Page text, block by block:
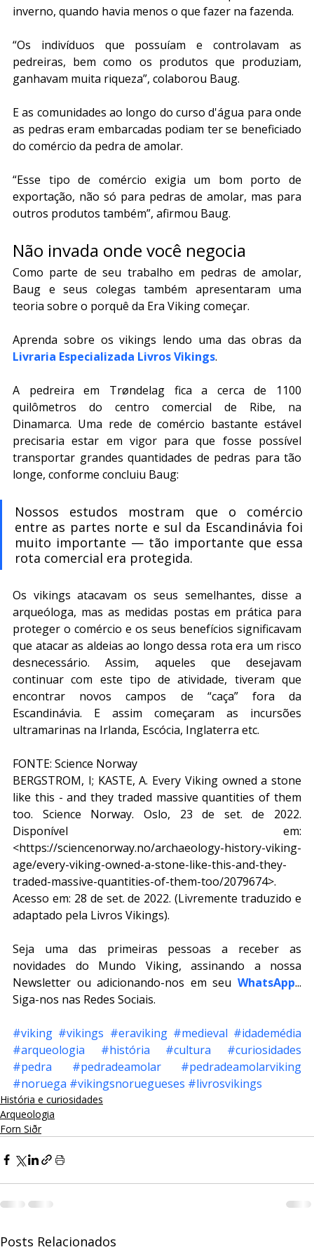
inverno, quando havia menos o que fazer na fazenda.
“Os indivíduos que possuíam e controlavam as
pedreiras, bem como os produtos que produziam,
ganhavam muita riqueza”, colaborou Baug.
E as comunidades ao longo do curso d'água para onde
as pedras eram embarcadas podiam ter se beneficiado
do comércio da pedra de amolar.
“Esse tipo de comércio exigia um bom porto de
exportação, não só para pedras de amolar, mas para
outros produtos também”, afirmou Baug.
Não invada onde você negocia
Como parte de seu trabalho em pedras de amolar,
Baug e seus colegas também apresentaram uma
teoria sobre o porquê da Era Viking começar.
Aprenda sobre os vikings lendo uma das obras da
Livraria Especializada Livros Vikings.
A pedreira em Trøndelag fica a cerca de 1100
quilômetros do centro comercial de Ribe, na
Dinamarca. Uma rede de comércio bastante estável
precisaria estar em vigor para que fosse possível
transportar grandes quantidades de pedras para tão
longe, conforme concluiu Baug:
Nossos estudos mostram que o comércio
entre as partes norte e sul da Escandinávia foi
muito importante — tão importante que essa
rota comercial era protegida.
Os vikings atacavam os seus semelhantes, disse a
arqueóloga, mas as medidas postas em prática para
proteger o comércio e os seus benefícios significavam
que atacar as aldeias ao longo dessa rota era um risco
desnecessário. Assim, aqueles que desejavam
continuar com este tipo de atividade, tiveram que
encontrar novos campos de “caça” fora da
Escandinávia. E assim começaram as incursões
ultramarinas na Irlanda, Escócia, Inglaterra etc.
FONTE: Science Norway
BERGSTROM, I; KASTE, A. Every Viking owned a stone
like this - and they traded massive quantities of them
too. Science Norway. Oslo, 23 de set. de 2022.
Disponível em:
<https://sciencenorway.no/archaeology-history-viking-
age/every-viking-owned-a-stone-like-this-and-they-
traded-massive-quantities-of-them-too/2079674>.
Acesso em: 28 de set. de 2022. (Livremente traduzido e
adaptado pela Livros Vikings).
Seja uma das primeiras pessoas a receber as
novidades do Mundo Viking, assinando a nossa
Newsletter ou adicionando-nos em seu WhatsApp...
Siga-nos nas Redes Sociais.
#viking #vikings #eraviking #medieval #idademédia
#arqueologia
#história #cultura
#curiosidades
#pedra
#pedradeamolar
#pedradeamolarviking
#noruega #vikingsnoruegueses #livrosvikings
História e curiosidades
Arqueologia
Forn Siðr
Posts Relacionados